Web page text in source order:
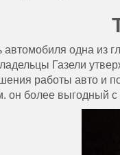
автомобиля одна из
Газели
работы авто и
он более выгодный с